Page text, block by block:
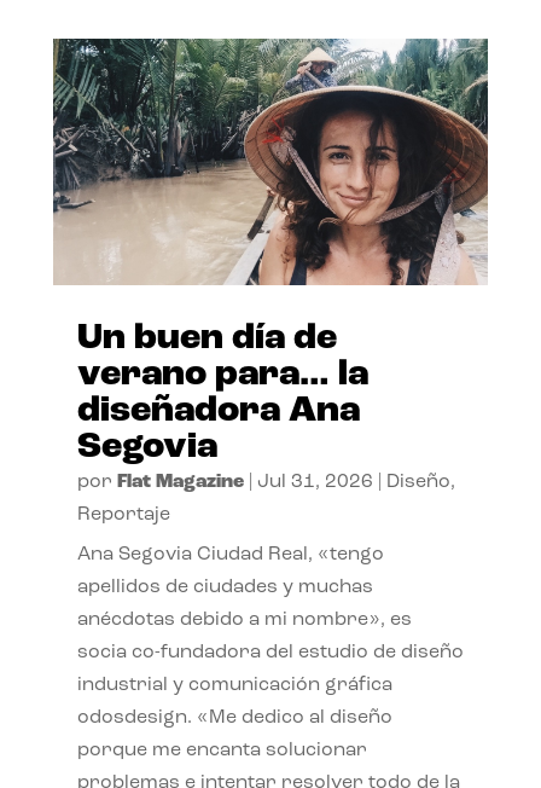
Un buen día de
verano para… la
diseñadora Ana
Segovia
por Flat Magazine| Jul 31, 2026 Diseño,
Reportaje
Ana Segovia Ciudad Real, «tengo
apellidos de ciudades y muchas
anécdotas debido a mi nombre», es
socia co-fundadora del estudio de diseño
industrial y comunicación gráfica
odosdesign. «Me dedico al diseño
porque me encanta solucionar
problemas e intentar resolver todo de la